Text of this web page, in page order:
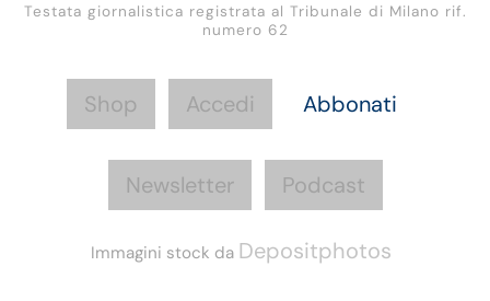
Testata giornalistica registrata al Tribunale di Milano rif.
numero 62
Shop Accedi Abbonati
Newsletter Podcast
Immagini stock da Depositphotos